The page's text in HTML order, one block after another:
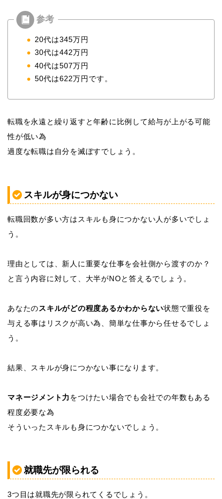
20代は345万円
30代は442万円
40代は507万円
50代は622万円です。
転職を永遠と繰り返すと年齢に比例して給与が上がる可能
性が低い為
過度な転職は自分を滅ぼすでしょう。
スキルが身につかない
転職回数が多い方はスキルも身につかない人が多いでしょ
う。
理由としては、新人に重要な仕事を会社側から渡すのか？
と言う内容に対して、大半がNOと答えるでしょう。
あなたのスキルがどの程度あるかわからない状態で重役を
与える事はリスクが高い為、簡単な仕事から任せるでしょ
う。
結果、スキルが身につかない事になります。
マネージメント力 をつけたい場合でも会社での年数もある
程度必要な為
そういったスキルも身につかないでしょう。
就職先が限られる
3つ目は就職先が限られてくるでしょう。